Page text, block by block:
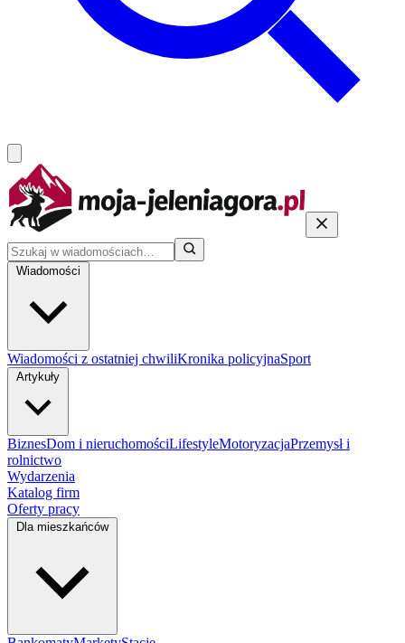
Wiadomości
Wiadomości z ostatniej chwiliKronika policyjnaSport
Artykuły
BiznesDom i nieruchomościLifestyleMotoryzacjaPrzemysł i
rolnictwo
Wydarzenia
Katalog firm
Oferty pracy
Dla mieszkańców